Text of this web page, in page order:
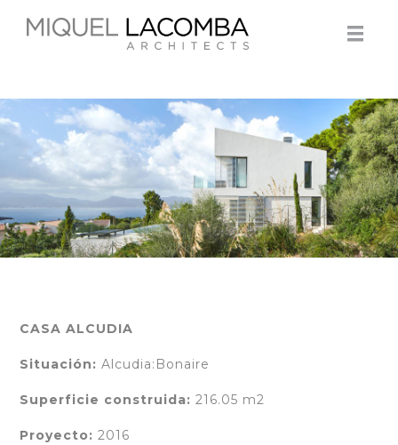
CASA ALCUDIA
Situación: Alcudia:Bonaire
Superficie construida: 216.05 m2
Proyecto: 2016